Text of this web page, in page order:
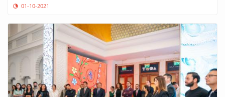
01-10-2021